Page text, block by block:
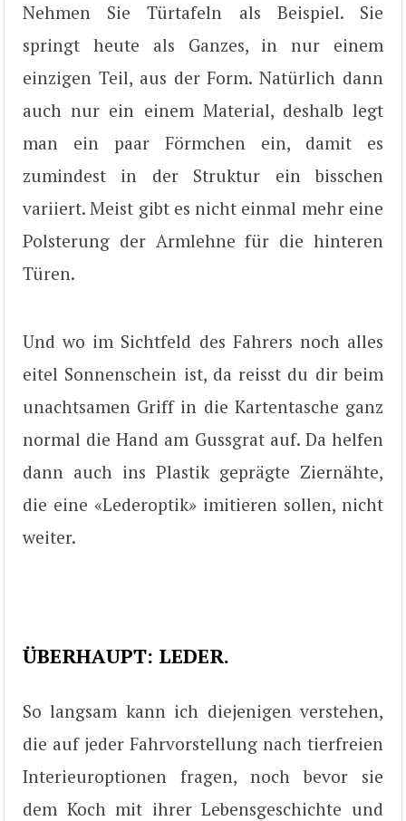
Nehmen Sie Türtafeln als Beispiel. Sie
springt heute als Ganzes, in nur einem
einzigen Teil, aus der Form. Natürlich dann
auch nur ein einem Material, deshalb legt
man ein paar Förmchen ein, damit es
zumindest in der Struktur ein bisschen
variiert. Meist gibt es nicht einmal mehr eine
Polsterung der Armlehne für die hinteren
Türen.
Und wo im Sichtfeld des Fahrers noch alles
eitel Sonnenschein ist, da reisst du dir beim
unachtsamen Griff in die Kartentasche ganz
normal die Hand am Gussgrat auf. Da helfen
dann auch ins Plastik geprägte Ziernähte,
die eine «Lederoptik» imitieren sollen, nicht
weiter.
ÜBERHAUPT: LEDER.
So langsam kann ich diejenigen verstehen,
die auf jeder Fahrvorstellung nach tierfreien
Interieuroptionen fragen, noch bevor sie
dem Koch mit ihrer Lebensgeschichte und